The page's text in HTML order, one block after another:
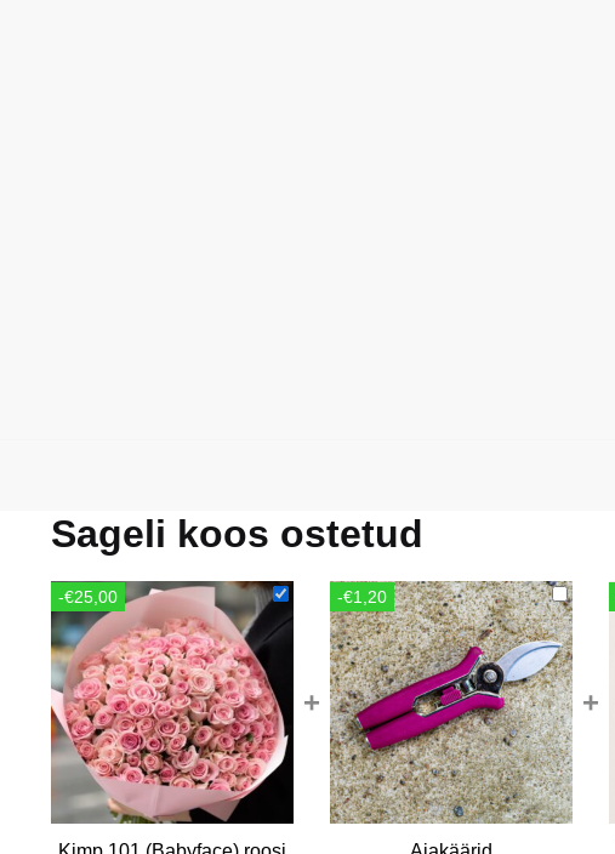
Sageli koos ostetud
-€25,00
+
-€1,20
+